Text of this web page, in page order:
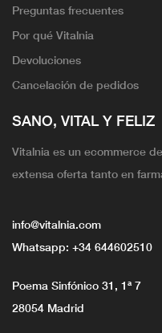
Preguntas frecuentes
Por qué Vitalnia
Devoluciones
Cancelación de pedidos
SANO, VITAL Y FELIZ
Vitalnia es un ecommerce
extensa oferta tanto en
info@vitalnia.com
Whatsapp: +34 644602510
Poema Sinfónico 31, 1ª 7
28054 Madrid